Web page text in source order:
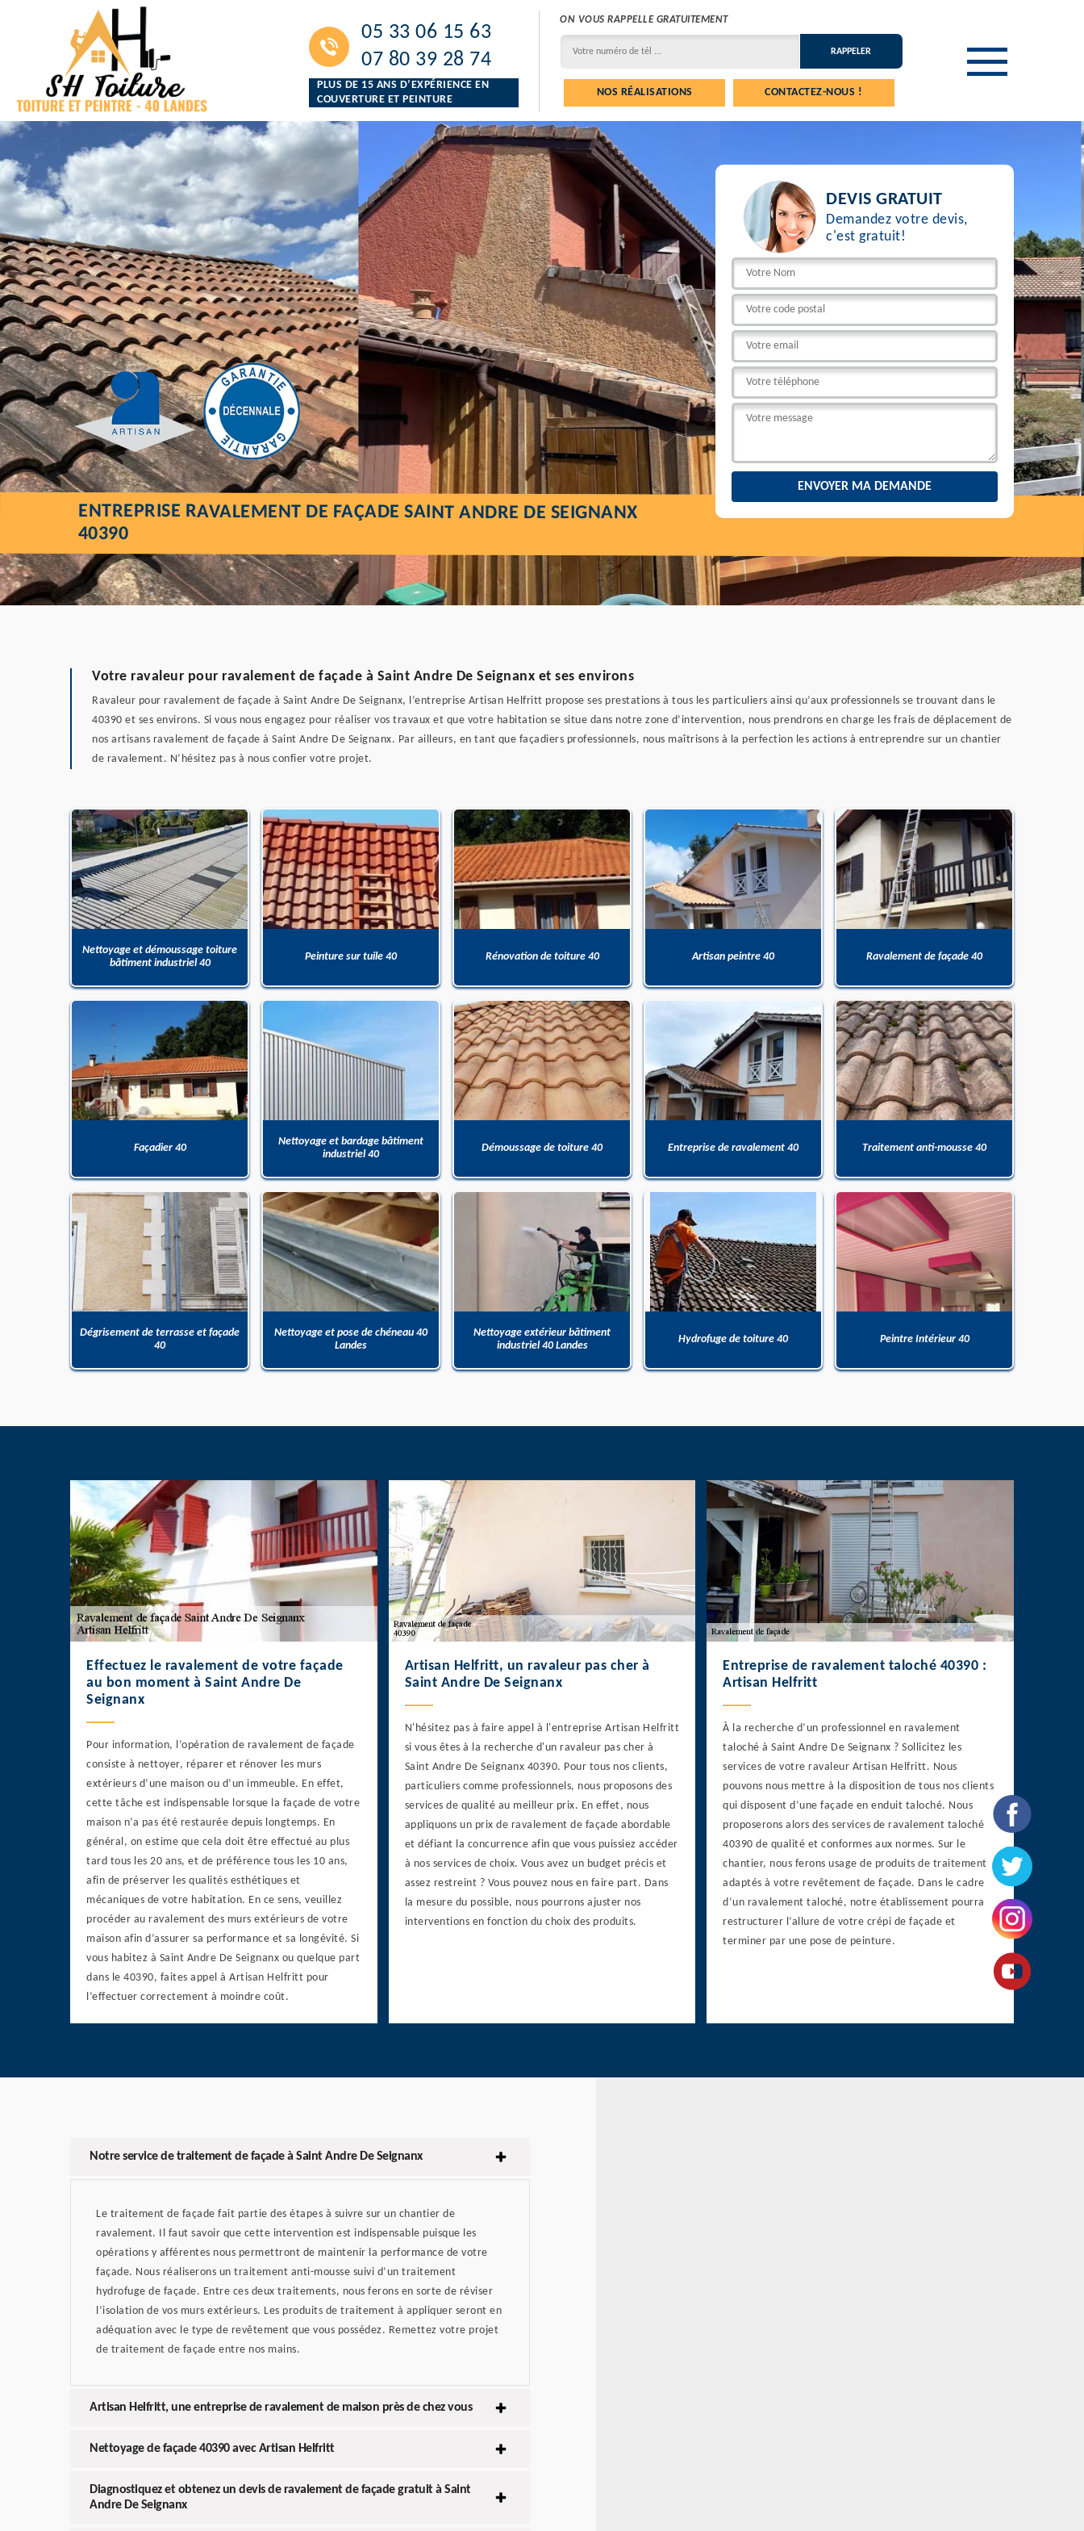
05 33 06 15 63
07 80 39 28 74
PLUS DE 15 ANS D’EXPÉRIENCE EN
COUVERTURE ET PEINTURE
ON VOUS RAPPELLE GRATUITEMENT
NOS RÉALISATIONS CONTACTEZ-NOUS !
DEVIS GRATUIT
Demandez votre devis,
c'est gratuit!
ENTREPRISE RAVALEMENT DE FAÇADE SAINT ANDRE DE SEIGNANX
40390
Votre ravaleur pour ravalement de façade à Saint Andre De Seignanx et ses environs
Ravaleur pour ravalement de façade à Saint Andre De Seignanx, l’entreprise Artisan Helfritt propose ses prestations à tous les particuliers ainsi qu’aux professionnels se trouvant dans le
40390 et ses environs. Si vous nous engagez pour réaliser vos travaux et que votre habitation se situe dans notre zone d’intervention, nous prendrons en charge les frais de déplacement de
nos artisans ravalement de façade à Saint Andre De Seignanx. Par ailleurs, en tant que façadiers professionnels, nous maîtrisons à la perfection les actions à entreprendre sur un chantier
de ravalement. N’hésitez pas à nous confier votre projet.
Nettoyage et démoussage toiture
bâtiment industriel 40
Peinture sur tuile 40 Rénovation de toiture 40 Artisan peintre 40 Ravalement de façade 40
Façadier 40
Nettoyage et bardage bâtiment
industriel 40
Démoussage de toiture 40 Entreprise de ravalement 40 Traitement anti-mousse 40
Dégrisement de terrasse et façade
40
Nettoyage et pose de chéneau 40
Landes
Nettoyage extérieur bâtiment
industriel 40 Landes
Hydrofuge de toiture 40 Peintre Intérieur 40
Effectuez le ravalement de votre façade
au bon moment à Saint Andre De
Seignanx
Pour information, l’opération de ravalement de façade
consiste à nettoyer, réparer et rénover les murs
extérieurs d’une maison ou d’un immeuble. En effet,
cette tâche est indispensable lorsque la façade de votre
maison n’a pas été restaurée depuis longtemps. En
général, on estime que cela doit être effectué au plus
tard tous les 20 ans, et de préférence tous les 10 ans,
afin de préserver les qualités esthétiques et
mécaniques de votre habitation. En ce sens, veuillez
procéder au ravalement des murs extérieurs de votre
maison afin d’assurer sa performance et sa longévité. Si
vous habitez à Saint Andre De Seignanx ou quelque part
dans le 40390, faites appel à Artisan Helfritt pour
l’effectuer correctement à moindre coût.
Artisan Helfritt, un ravaleur pas cher à
Saint Andre De Seignanx
N'hésitez pas à faire appel à l'entreprise Artisan Helfritt
si vous êtes à la recherche d'un ravaleur pas cher à
Saint Andre De Seignanx 40390. Pour tous nos clients,
particuliers comme professionnels, nous proposons des
services de qualité au meilleur prix. En effet, nous
appliquons un prix de ravalement de façade abordable
et défiant la concurrence afin que vous puissiez accéder
à nos services de choix. Vous avez un budget précis et
assez restreint ? Vous pouvez nous en faire part. Dans
la mesure du possible, nous pourrons ajuster nos
interventions en fonction du choix des produits.
Entreprise de ravalement taloché 40390 :
Artisan Helfritt
À la recherche d’un professionnel en ravalement
taloché à Saint Andre De Seignanx ? Sollicitez les
services de votre ravaleur Artisan Helfritt. Nous
pouvons nous mettre à la disposition de tous nos clients
qui disposent d’une façade en enduit taloché. Nous
proposerons alors des services de ravalement taloché
40390 de qualité et conformes aux normes. Sur le
chantier, nous ferons usage de produits de traitement
adaptés à votre revêtement de façade. Dans le cadre
d’un ravalement taloché, notre établissement pourra
restructurer l’allure de votre crépi de façade et
terminer par une pose de peinture.
Notre service de traitement de façade à Saint Andre De Seignanx
Le traitement de façade fait partie des étapes à suivre sur un chantier de
ravalement. Il faut savoir que cette intervention est indispensable puisque les
opérations y afférentes nous permettront de maintenir la performance de votre
façade. Nous réaliserons un traitement anti-mousse suivi d’un traitement
hydrofuge de façade. Entre ces deux traitements, nous ferons en sorte de réviser
l’isolation de vos murs extérieurs. Les produits de traitement à appliquer seront en
adéquation avec le type de revêtement que vous possédez. Remettez votre projet
de traitement de façade entre nos mains.
Artisan Helfritt, une entreprise de ravalement de maison près de chez vous
Nettoyage de façade 40390 avec Artisan Helfritt
Diagnostiquez et obtenez un devis de ravalement de façade gratuit à Saint
Andre De Seignanx